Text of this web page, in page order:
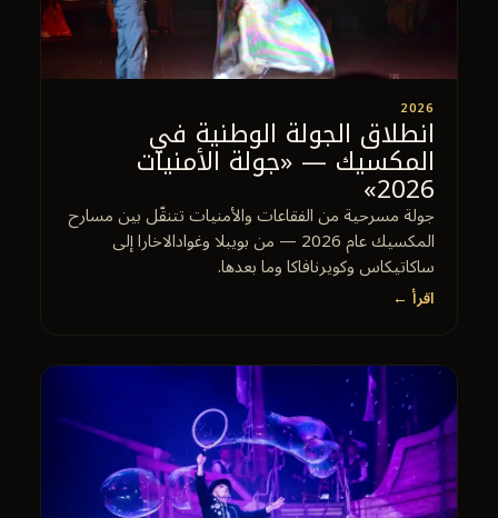
2026
انطلاق الجولة الوطنية في
المكسيك — «جولة الأمنيات
2026»
جولة مسرحية من الفقاعات والأمنيات تتنقّل بين مسارح
المكسيك عام 2026 — من بويبلا وغوادالاخارا إلى
ساكاتيكاس وكويرنافاكا وما بعدها.
اقرأ ←